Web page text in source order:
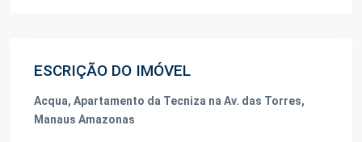
ESCRIÇÃO DO IMÓVEL
Acqua, Apartamento da Tecniza na Av. das Torres,
Manaus Amazonas